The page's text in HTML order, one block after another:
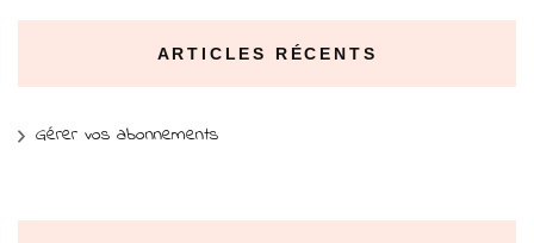
ARTICLES RÉCENTS
Gérer vos abonnements